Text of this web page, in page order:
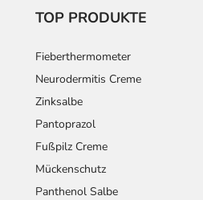
TOP PRODUKTE
Fieberthermometer
Neurodermitis Creme
Zinksalbe
Pantoprazol
Fußpilz Creme
Mückenschutz
Panthenol Salbe